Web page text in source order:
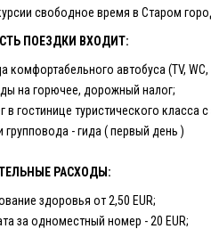
свободное время в Старом
ПОЕЗДКИ ВХОДИТ:
комфортабельного автобуса (TV,
на горючее, дорожный налог;
в гостинице туристического класса
групповода - гида ( первый день )
РАСХОДЫ:
здоровья от 2,50 EUR;
за одноместный номер - 20 EUR;